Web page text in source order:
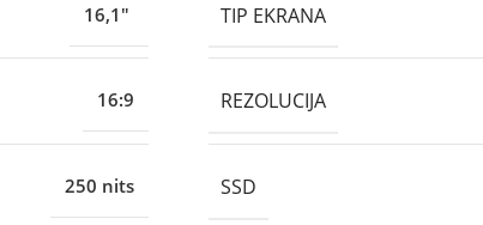
16,1" TIP EKRANA
16:9 REZOLUCIJA
250 nits SSD